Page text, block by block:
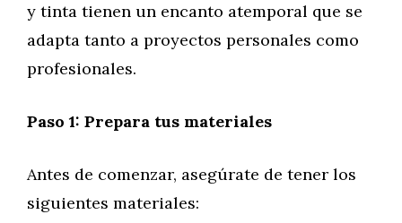
y tinta tienen un encanto atemporal que se
adapta tanto a proyectos personales como
profesionales.
Paso 1: Prepara tus materiales
Antes de comenzar, asegúrate de tener los
siguientes materiales: